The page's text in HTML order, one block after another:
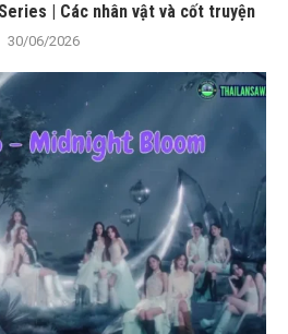
| Các nhân vật và cốt truyện
30/06/2026